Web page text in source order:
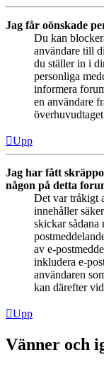
Jag får oönskade
Du kan
användare till
du ställer in i
personliga
informera
en användare
Upp
Jag har fått
någon på detta
Det var tråkigt
innehåller
skickar sådana
av e-
inkludera e-
användaren
kan därefter
Upp
Vänner och